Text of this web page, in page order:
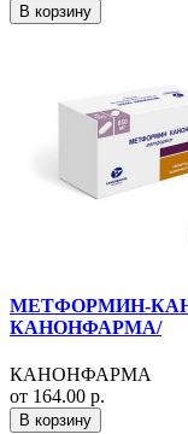
В корзину
МЕТФОРМИН-
КАНОНФАРМА/
КАНОНФАРМА
от 164.00 р.
В корзину